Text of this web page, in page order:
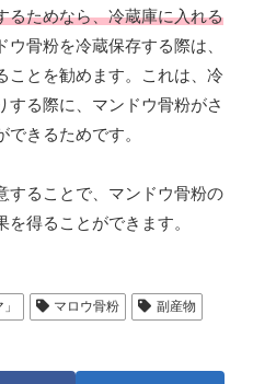
るためなら、冷蔵庫に入れる
ウ骨粉を冷蔵保存する際は、
ことを勧めます。これは、冷
する際に、マンドウ骨粉がさ
きるためです。
することで、マンドウ骨粉の
得ることができます。
マロウ骨粉
副産物